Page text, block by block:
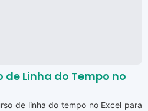
de Linha do Tempo no
de linha do tempo no Excel para